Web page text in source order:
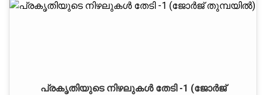
പ്രകൃതിയുടെ നിഴലുകള്‍ തേടി -1 (ജോര്‍ജ്‌